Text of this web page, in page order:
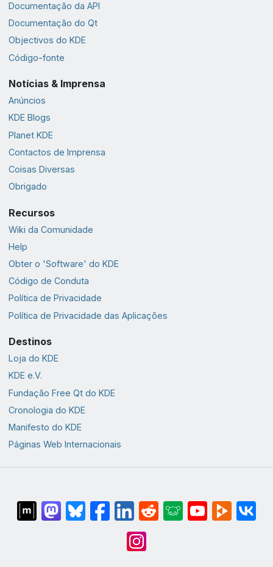
Documentação da API
Documentação do Qt
Objectivos do KDE
Código-fonte
Notícias & Imprensa
Anúncios
KDE Blogs
Planet KDE
Contactos de Imprensa
Coisas Diversas
Obrigado
Recursos
Wiki da Comunidade
Help
Obter o 'Software' do KDE
Código de Conduta
Política de Privacidade
Política de Privacidade das Aplicações
Destinos
Loja do KDE
KDE e.V.
Fundação Free Qt do KDE
Cronologia do KDE
Manifesto do KDE
Páginas Web Internacionais